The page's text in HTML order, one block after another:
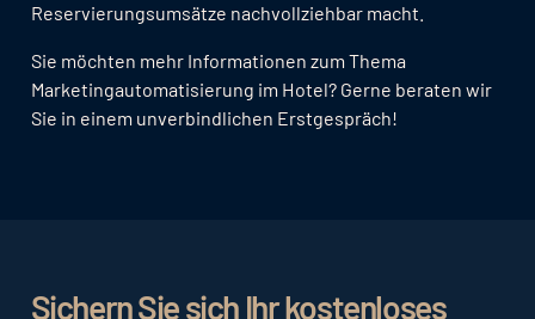
Reservierungsumsätze nachvollziehbar macht.
Sie möchten mehr Informationen zum Thema
Marketingautomatisierung im Hotel? Gerne beraten wir
Sie in einem unverbindlichen Erstgespräch!
Sichern Sie sich Ihr kostenloses